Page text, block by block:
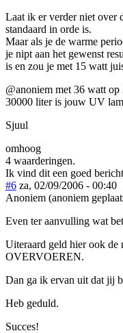
Laat ik er verder niet over
standaard in orde is.
Maar als je de warme
je nipt aan het gewenst
is en zou je met 15 watt
@anoniem met 36 watt
30000 liter is jouw UV
Sjuul
omhoog
4 waarderingen.
Ik vind dit een goed bericht
#6 za, 02/09/2006 - 00:40
Anoniem (anoniem
Even ter aanvulling wat
Uiteraard geld hier ook de
OVERVOEREN.
Dan ga ik ervan uit dat jij
Heb geduld.
Succes!